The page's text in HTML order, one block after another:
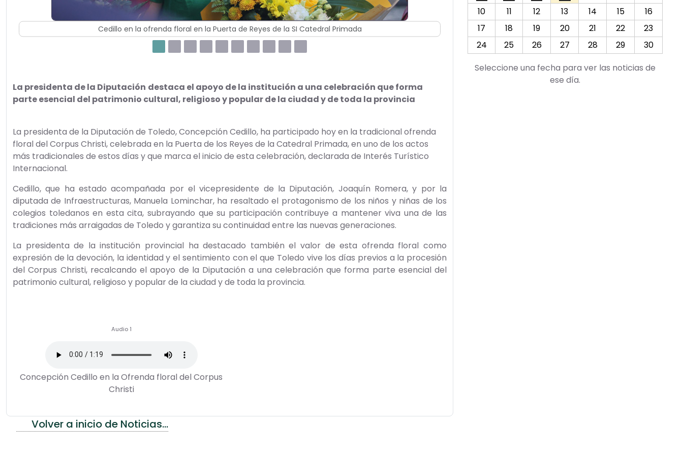
Cedillo en la ofrenda floral en la Puerta de Reyes de la SI Catedral Primada Ofrenda floral en la Puerta de Reyes de la SI Catedral
La presidenta de la Diputación destaca el apoyo de la institución a una celebración que forma
parte esencial del patrimonio cultural, religioso y popular de la ciudad y de toda la provincia
La presidenta de la Diputación de Toledo, Concepción Cedillo, ha participado hoy en la tradicional ofrenda
floral del Corpus Christi, celebrada en la Puerta de los Reyes de la Catedral Primada, en uno de los actos
más tradicionales de estos días y que marca el inicio de esta celebración, declarada de Interés Turístico
Internacional.
Cedillo, que ha estado acompañada por el vicepresidente de la Diputación, Joaquín Romera, y por la
diputada de Infraestructuras, Manuela Lominchar, ha resaltado el protagonismo de los niños y niñas de los
colegios toledanos en esta cita, subrayando que su participación contribuye a mantener viva una de las
tradiciones más arraigadas de Toledo y garantiza su continuidad entre las nuevas generaciones.
La presidenta de la institución provincial ha destacado también el valor de esta ofrenda floral como
expresión de la devoción, la identidad y el sentimiento con el que Toledo vive los días previos a la procesión
del Corpus Christi, recalcando el apoyo de la Diputación a una celebración que forma parte esencial del
patrimonio cultural, religioso y popular de la ciudad y de toda la provincia.
Audio 1
Concepción Cedillo en la Ofrenda floral del Corpus
Christi
Volver a inicio de Noticias...
10 11 12 13 14 15
16
17
18 19 20 21 22
23
24
25 26 27 28 29
30
Seleccione una fecha para ver las noticias de
ese día.